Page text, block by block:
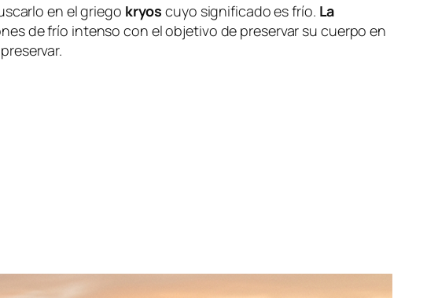
en el griego kryos cuyo significado es frío. La
de frío intenso con el objetivo de preservar su cuerpo en